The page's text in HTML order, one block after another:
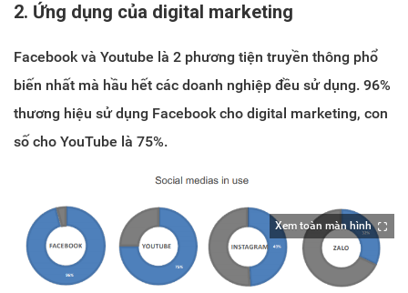
2. Ứng dụng của digital marketing
Facebook và Youtube là 2 phương tiện truyền thông phổ
biến nhất mà hầu hết các doanh nghiệp đều sử dụng. 96%
thương hiệu sử dụng Facebook cho digital marketing, con
số cho YouTube là 75%.
Xem toàn màn hình